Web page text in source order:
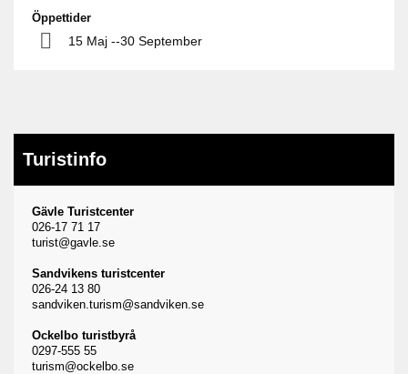
Öppettider
15 Maj --30 September
Turistinfo
Gävle Turistcenter
026-17 71 17
turist@gavle.se
Sandvikens turistcenter
026-24 13 80
sandviken.turism@sandviken.se
Ockelbo turistbyrå
0297-555 55
turism@ockelbo.se